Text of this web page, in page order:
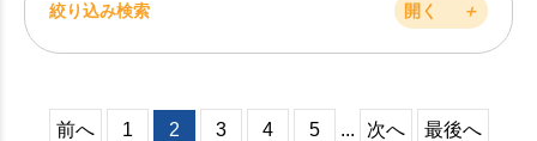
絞り込み検索 開く ＋
前へ 1 2 3 4 5 ... 次へ 最後へ